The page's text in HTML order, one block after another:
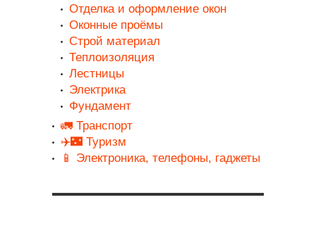
Отделка и оформление окон
Оконные проёмы
Строй материал
Теплоизоляция
Лестницы
Электрика
Фундамент
🚛 Транспорт
✈️🌃 Туризм
📱 Электроника, телефоны, гаджеты